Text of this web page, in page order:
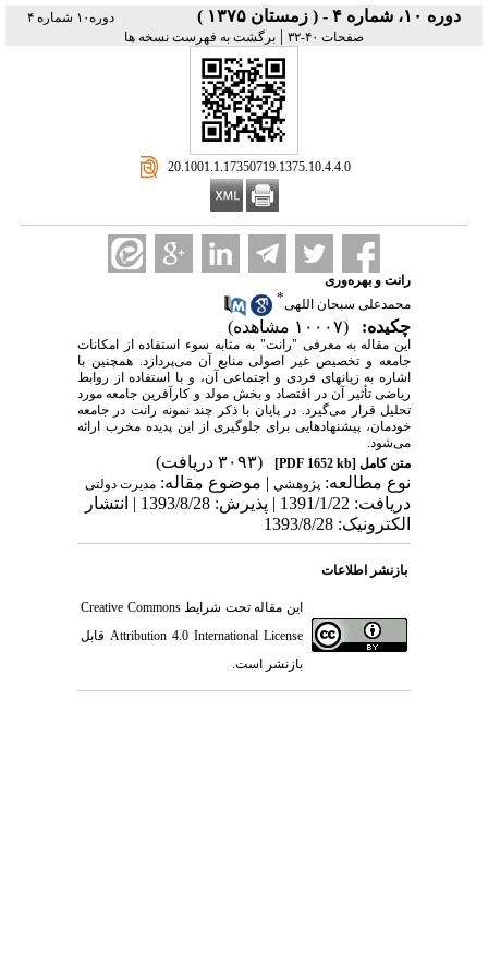
دوره ۱۰، شماره ۴ - ( زمستان ۱۳۷۵ )
دوره۱۰ شماره ۴
صفحات ۴۰-۳۲
| برگشت به فهرست نسخه ها
‎ 20.1001.1.17350719.1375.10.4.4.0
رانت و بهره‌وری
محمدعلی سبحان اللهی*
چکیده: (۱۰۰۰۷ مشاهده)
این مقاله به معرفی "رانت" به مثابه سوء استفاده از امکانات
جامعه و تخصیص غیر اصولی منابع آن می‌پردازد. همچنین با
اشاره به زیانهای فردی و اجتماعی آن، و با استفاده از روابط
ریاضی تأثیر آن در اقتصاد و بخش مولد و کارآفرین جامعه مورد
تحلیل قرار می‌گیرد. در پایان با ذکر چند نمونه رانت در جامعه
خودمان، پیشنهادهایی برای جلوگیری از این پدیده مخرب ارائه
می‌شود.
متن کامل [PDF 1652 kb]
(۳۰۹۳ دریافت)
نوع مطالعه: پژوهشي| موضوع مقاله: مدیرت دولتی
دریافت: 1391/1/22 | پذیرش: 1393/8/28 | انتشار
الکترونیک: 1393/8/28
بازنشر اطلاعات
این مقاله تحت شرایطCreative Commons
Attribution 4.0 International License قابل
بازنشر است.